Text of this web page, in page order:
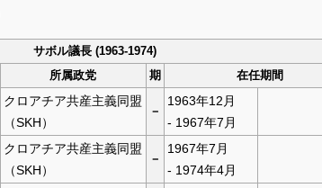
サボル議長 (1963-1974)
所属政党 期 在任期間
クロアチア共産主義同盟
（SKH）
－
1963年12月
- 1967年7月
クロアチア共産主義同盟
（SKH）
－
1967年7月
- 1974年4月